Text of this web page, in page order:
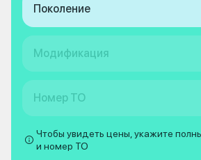
Поколение
Модификация
Номер ТО
Чтобы увидеть цены, укажите
и номер ТО